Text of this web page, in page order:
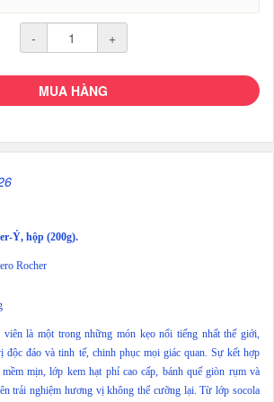
- +
MUA HÀNG
Ý, hộp (200g).
Rocher
viên là một trong những món kẹo nổi tiếng nhất thế giới,
độc đáo và tinh tế, chinh phục mọi giác quan. Sự kết hợp
mịn, lớp kem hạt phỉ cao cấp, bánh quế giòn rụm và
trải nghiệm hương vị không thể cưỡng lại. Từ lớp socola